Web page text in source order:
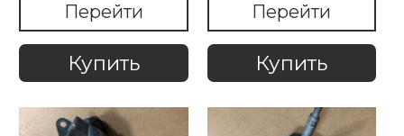
Перейти
Купить
Перейти
Купить